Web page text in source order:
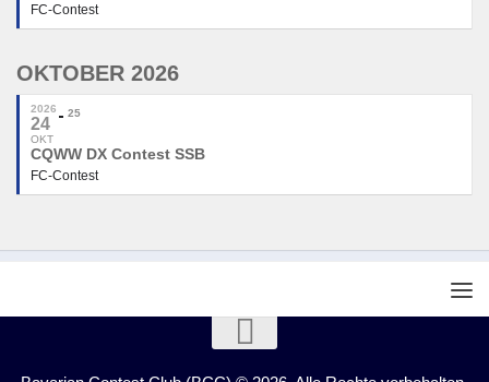
FC-Contest
OKTOBER 2026
2026
24
OKT
25
CQWW DX Contest SSB
FC-Contest